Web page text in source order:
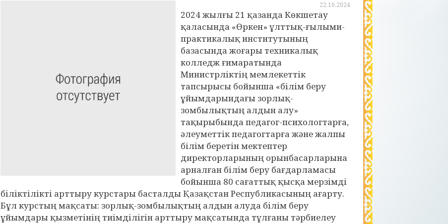
22.10.2024
2024 жылғы 21 қазанда Көкшетау
қаласында «Өркен» ұлттық-ғылыми-
практикалық институтының
базасында жоғары техникалық
колледж ғимаратында
Министрліктің мемлекеттік
тапсырысы бойынша «білім беру
ұйымдарындағы зорлық-
зомбылықтың алдын алу»
тақырыбында педагог-психологтарға,
әлеуметтік педагогтарға және жалпы
білім беретін мектептер
директорларының орынбасарларына
арналған білім беру бағдарламасы
бойынша 80 сағаттық қысқа мерзімді
біліктілікті арттыру курстары басталды Қазақстан Республикасының ағарту.
Бұл курстың мақсаты: зорлық-зомбылықтың алдын алуда білім беру
ұйымдары қызметінің тиімділігін арттыру мақсатында тұлғаны тәрбиелеу